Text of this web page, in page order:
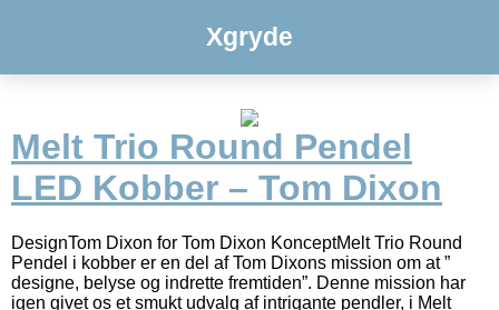
Xgryde
Melt Trio Round Pendel
LED Kobber – Tom Dixon
DesignTom Dixon for Tom Dixon KonceptMelt Trio Round
Pendel i kobber er en del af Tom Dixons mission om at ”
designe, belyse og indrette fremtiden”. Denne mission har
igen givet os et smukt udvalg af intrigante pendler, i Melt